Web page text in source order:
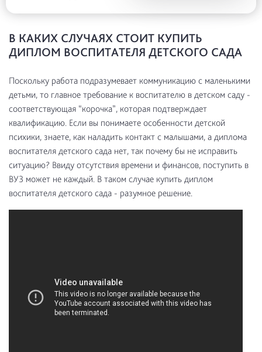
В КАКИХ СЛУЧАЯХ СТОИТ КУПИТЬ
ДИПЛОМ ВОСПИТАТЕЛЯ ДЕТСКОГО САДА
Поскольку работа подразумевает коммуникацию с маленькими
детьми, то главное требование к воспитателю в детском саду -
соответствующая “корочка”, которая подтверждает
квалификацию. Если вы понимаете особенности детской
психики, знаете, как наладить контакт с малышами, а диплома
воспитателя детского сада нет, так почему бы не исправить
ситуацию? Ввиду отсутствия времени и финансов, поступить в
ВУЗ может не каждый. В таком случае купить диплом
воспитателя детского сада - разумное решение.